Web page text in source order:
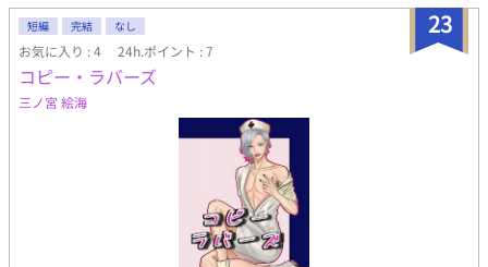
23
短編 完結 なし
お気に入り : 4 24h.ポイント : 7
コピー・ラバーズ
三ノ宮 絵海